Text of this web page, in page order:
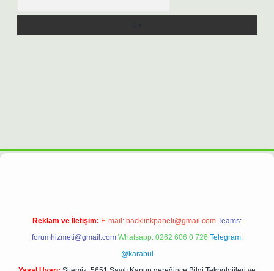
betexpergir.net
Reklam ve İletişim: E-mail: backlinkpaneli@gmail.com Teams:
forumhizmeti@gmail.com Whatsapp: 0262 606 0 726 Telegram:
@karabul